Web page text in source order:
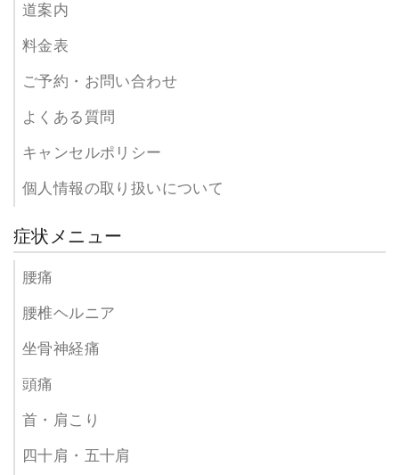
道案内
料金表
ご予約・お問い合わせ
よくある質問
キャンセルポリシー
個人情報の取り扱いについて
症状メニュー
腰痛
腰椎ヘルニア
坐骨神経痛
頭痛
首・肩こり
四十肩・五十肩